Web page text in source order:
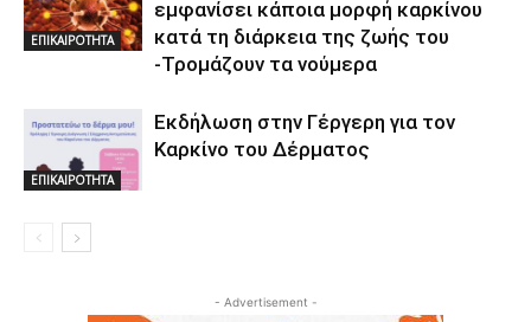
ΕΠΙΚΑΙΡΟΤΗΤΑ
εμφανίσει κάποια μορφή καρκίνου
κατά τη διάρκεια της ζωής του
-Τρομάζουν τα νούμερα
ΕΠΙΚΑΙΡΟΤΗΤΑ
Εκδήλωση στην Γέργερη για τον
Καρκίνο του Δέρματος
- Advertisement -